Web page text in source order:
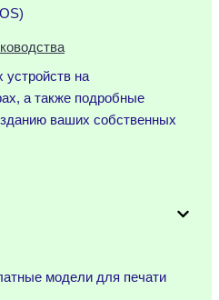
на
а также подробные
ваших собственных
модели для печати